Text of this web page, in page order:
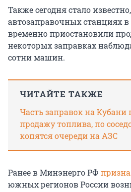
Также сегодня стало
автозаправочных станциях
временно приостановили
некоторых заправках
сотни машин.
ЧИТАЙТЕ ТАКЖЕ
Часть заправок на Кубани
продажу топлива, по
копятся очереди на АЗС
Ранее в Минэнерго РФ
южных регионов России